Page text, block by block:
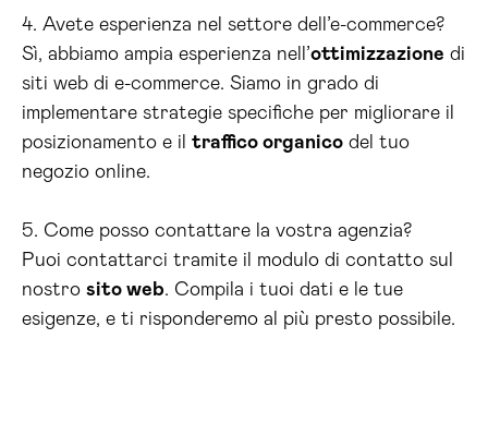
4. Avete esperienza nel settore dell’e-commerce?
Sì, abbiamo ampia esperienza nell’ottimizzazione di
siti web di e-commerce. Siamo in grado di
implementare strategie specifiche per migliorare il
posizionamento e il traffico organico del tuo
negozio online.
5. Come posso contattare la vostra agenzia?
Puoi contattarci tramite il modulo di contatto sul
nostro sito web. Compila i tuoi dati e le tue
esigenze, e ti risponderemo al più presto possibile.